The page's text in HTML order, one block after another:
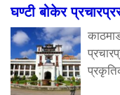
घण्टी बोकेर